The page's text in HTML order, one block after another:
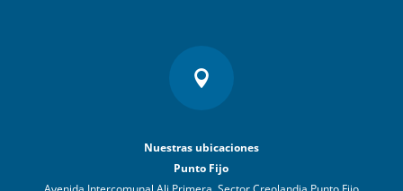

Nuestras ubicaciones
Punto Fijo